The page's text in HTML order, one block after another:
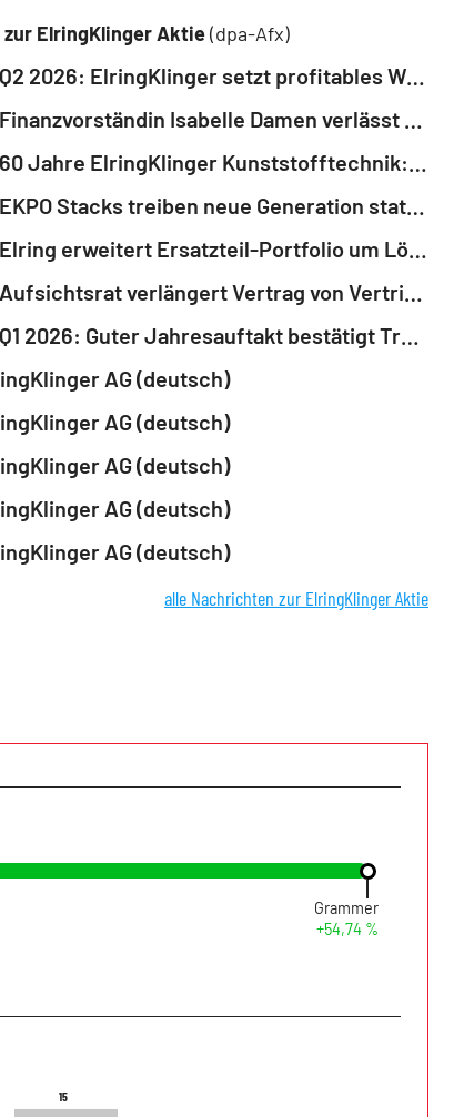
ElringKlinger Aktie(dpa-Afx)
EQS-News: Q2 2026: ElringKlinger setzt profitables Wachstum und E-Mobility-Hochläufe erfolgreich fort (deutsch)
EQS-News: EKPO Stacks treiben neue Generation stationärer Energiesysteme von zepp.solutions an (deutsch)
EQS-News: Elring erweitert Ersatzteil-Portfolio um Lösungen für Nutzfahrzeuge asiatischer OEMs (deutsch)
EQS-News: Q1 2026: Guter Jahresauftakt bestätigt Transformationskurs (deutsch)
AG (deutsch)
AG (deutsch)
AG (deutsch)
AG (deutsch)
AG (deutsch)
alle Nachrichten zur ElringKlinger Aktie
Grammer
+54,74 %
15
15